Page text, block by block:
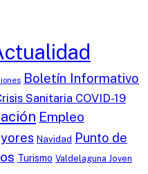
Boletín Informativo
Sanitaria COVID-19
Empleo
Navidad Punto de
Turismo Valdelaguna Joven